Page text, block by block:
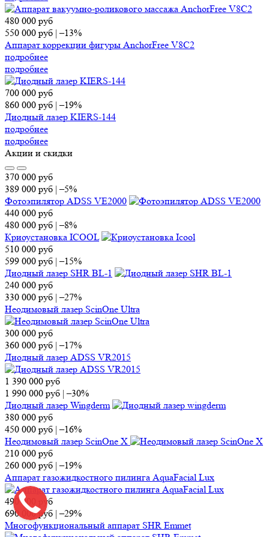
480 000 руб
550 000 руб |–13%
Аппарат коррекции фигуры AnchorFree V8C2
подробнее
подробнее
700 000 руб
860 000 руб |–19%
Диодный лазер KIERS-144
подробнее
подробнее
Акции и скидки
370 000 руб
389 000 руб |–5%
Фотоэпилятор ADSS VE2000
440 000 руб
480 000 руб |–8%
Криоустановка ICOOL
510 000 руб
599 000 руб |–15%
Диодный лазер SHR BL-1
240 000 руб
330 000 руб |–27%
Неодимовый лазер ScinOne Ultra
300 000 руб
360 000 руб |–17%
Диодный лазер ADSS VR2015
1 390 000 руб
1 990 000 руб |–30%
Диодный лазер Wingderm
380 000 руб
450 000 руб |–16%
Неодимовый лазер ScinOne X
210 000 руб
260 000 руб |–19%
Аппарат газожидкостного пилинга AquaFacial Lux
490 000
руб
690 000руб |–29%
Многофункциональный аппарат SHR Emmet